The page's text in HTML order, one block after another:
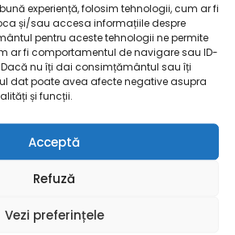
experiență, folosim tehnologii, cum ar fi
și/sau accesa informațiile despre
pentru aceste tehnologii ne permite
ar fi comportamentul de navigare sau ID-
nu îți dai consimțământul sau îți
dat poate avea afecte negative asupra
și funcții.
Acceptă
Refuză
Vezi preferințele
la 6300 lei brut/lună
valoare de 30 lei / zi
plătită acordată cu ocazia zilei
9 Octombrie
și sigur
de cazare la costuri avantajoase